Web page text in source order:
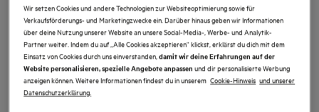
Weniger Glasbruch.
SoftSpikes & SoftGrips: Noch besserer Schutz und Halt für Ihre Gläser.
Weniger Glasbruch.
Satelliten-Sprüharm: Weniger Wasserverbrauch und gleichmäßige
Wasserverteilung. Für optimale Reinigungsergebnisse bis in jeden Winkel.
Wir setzen Cookies und andere Technologien zur Websiteoptimierung sowie für
Verkaufsförderungs- und Marketingzwecke ein. Darüber hinaus geben wir Informationen
über deine Nutzung unserer Website an unsere Social-Media-, Werbe- und Analytik-
Partner weiter. Indem du auf „Alle Cookies akzeptieren“ klickst, erklärst du dich mit dem
Einsatz von Cookies durch uns einverstanden,damit wir deine Erfahrungen auf der
Website personalisieren, spezielle Angebote anpassen und dir personalisierte Werbung
anzeigen können. Weitere Informationen findest du in unserem Cookie-Hinweis und unserer
Datenschutzerklärung.